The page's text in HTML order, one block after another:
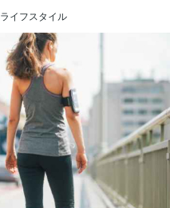
ライフスタイル